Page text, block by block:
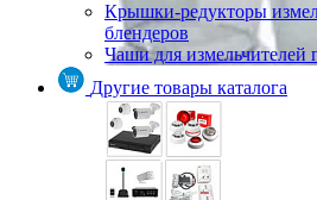
Крышки-редукторы
блендеров
Чаши для измельчителей
Другие товары каталога